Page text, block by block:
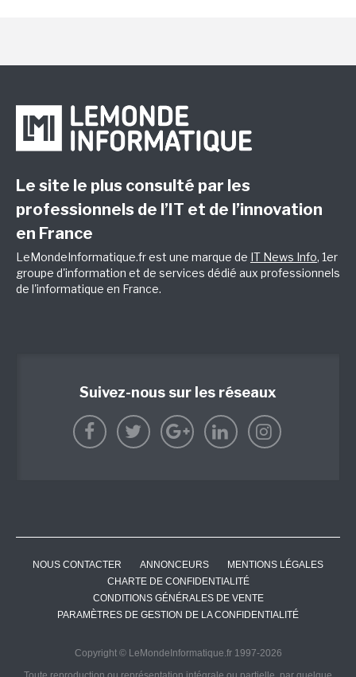
Le site le plus consulté par les
professionnels de l’IT et de l’innovation
en France
LeMondeInformatique.fr est une marque de IT News Info, 1er
groupe d'information et de services dédié aux professionnels
de l'informatique en France.
Suivez-nous sur les réseaux
NOUS CONTACTER ANNONCEURS
MENTIONS LÉGALES
CHARTE DE CONFIDENTIALITÉ
CONDITIONS GÉNÉRALES DE VENTE
PARAMÈTRES DE GESTION DE LA CONFIDENTIALITÉ
Copyright © LeMondeInformatique.fr 1997-2026